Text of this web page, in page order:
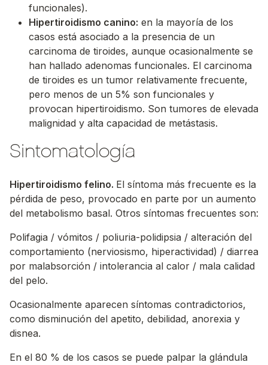
funcionales).
Hipertiroidismo canino: en la mayoría de los
casos está asociado a la presencia de un
carcinoma de tiroides, aunque ocasionalmente se
han hallado adenomas funcionales. El carcinoma
de tiroides es un tumor relativamente frecuente,
pero menos de un 5% son funcionales y
provocan hipertiroidismo. Son tumores de elevada
malignidad y alta capacidad de metástasis.
Sintomatología
Hipertiroidismo felino. El síntoma más frecuente es la
pérdida de peso, provocado en parte por un aumento
del metabolismo basal. Otros síntomas frecuentes son:
Polifagia / vómitos / poliuria-polidipsia / alteración del
comportamiento (nerviosismo, hiperactividad) / diarrea
por malabsorción / intolerancia al calor / mala calidad
del pelo.
Ocasionalmente aparecen síntomas contradictorios,
como disminución del apetito, debilidad, anorexia y
disnea.
En el 80 % de los casos se puede palpar la glándula